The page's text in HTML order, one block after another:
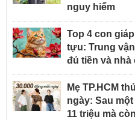
nguy hiểm
Top 4 con
tựu: Trung
đủ tiền và nhà
Mẹ TP.HCM
ngày: Sau
11 triệu mà